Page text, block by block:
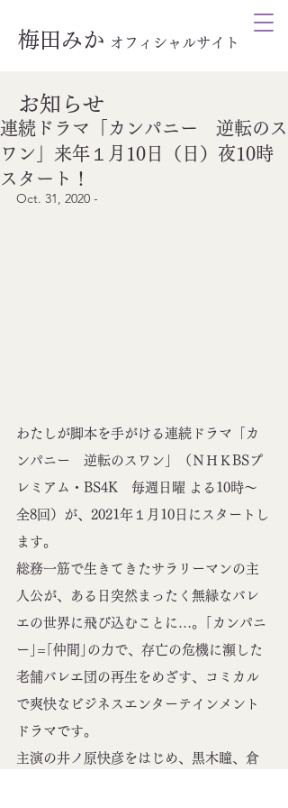
梅田みか オ フィシャルサイト
連続ドラマ「カンパニー 逆転のス
ワン」来年１月10日（日）夜10時
スタート！
Oct. 31, 2020 -
わたしが脚本を手がける連続ドラマ「カ
ンパニー　逆転のスワン」（ＮＨＫBSプ
レミアム・BS4K　毎週日曜 よる10時～
全8回）が、2021年１月10日にスタートし
ます。
総務一筋で生きてきたサラリーマンの主
人公が、ある日突然まったく無縁なバレ
エの世界に飛び込むことに…。｢カンパニ
ー｣=｢仲間｣の力で、存亡の危機に瀕した
老舗バレエ団の再生をめざす、コミカル
で爽快なビジネスエンターテインメント
ドラマです。
主演の井ノ原快彦をはじめ、黒木瞳、倉
お知らせ